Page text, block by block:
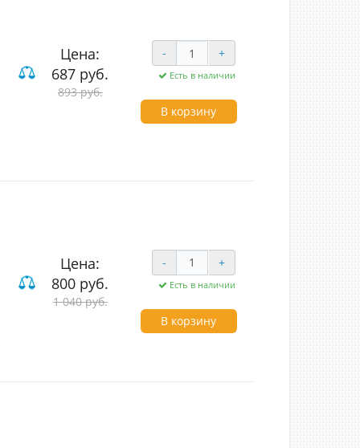
Цена:
687 руб.
893 руб.
- +
Есть в наличии
В корзину
Цена:
800 руб.
1 040 руб.
- +
Есть в наличии
В корзину